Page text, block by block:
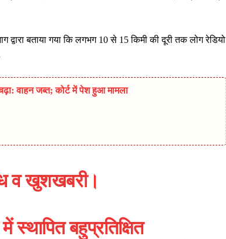
द्वारा बताया गया कि लगभग 10 से 15 किमी की दूरी तक लोग रेडियो
वाहन जब्त; कोर्ट में पेश हुआ मामला
व खुशखबरी।
बहुप्रतिक्षित